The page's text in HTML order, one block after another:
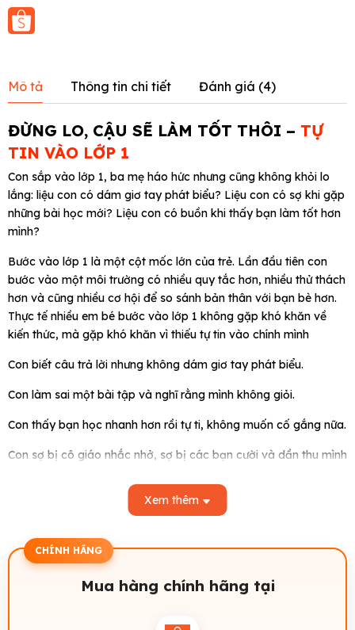
Mô tả Thông tin chi tiết Đánh giá (4)
ĐỪNG LO, CẬU SẼ LÀM TỐT THÔI – TỰ
TIN VÀO LỚP 1
Con sắp vào lớp 1, ba mẹ háo hức nhưng cũng không khỏi lo
lắng: liệu con có dám giơ tay phát biểu? Liệu con có sợ khi gặp
những bài học mới? Liệu con có buồn khi thấy bạn làm tốt hơn
mình?
Bước vào lớp 1 là một cột mốc lớn của trẻ. Lần đầu tiên con
bước vào một môi trường có nhiều quy tắc hơn, nhiều thử thách
hơn và cũng nhiều cơ hội để so sánh bản thân với bạn bè hơn.
Thực tế nhiều em bé bước vào lớp 1 không gặp khó khăn về
kiến thức, mà gặp khó khăn vì thiếu tự tin vào chính mình
Con biết câu trả lời nhưng không dám giơ tay phát biểu.
Con làm sai một bài tập và nghĩ rằng mình không giỏi.
Con thấy bạn học nhanh hơn rồi tự ti, không muốn cố gắng nữa.
Con sợ bị cô giáo nhắc nhở, sợ bị các bạn cười và dần thu mình
Sự thiếu tự tin có thể khiến con bỏ lỡ rất nhiều cơ hội để học hỏi,
Đừng lo, cậu sẽ làm tốt thôisẽ là cuốn tranh truyện Hàn Quốc
giúp trẻ xây dựng nền tảng tâm lý tích cực trước khi bước vào
hành trình lớp 1.
Xem thêm
CHÍNH HÃNG
Mua hàng chính hãng tại